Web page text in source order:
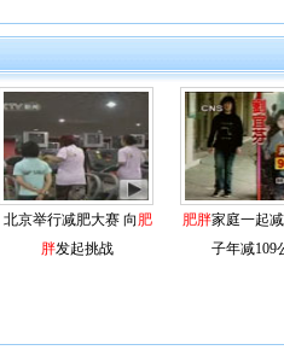
北京举行减肥大赛 向 肥
胖发起挑战
肥胖家庭一起
子年减109